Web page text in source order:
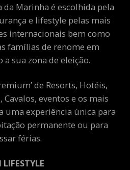
Marinha é escolhida pela
e lifestyle pelas mais
internacionais bem como
famílias de renome em
sua zona de eleição.
de Resorts, Hotéis,
Cavalos, eventos e os mais
uma experiência única para
permanente ou para
férias.
LIFESTYLE